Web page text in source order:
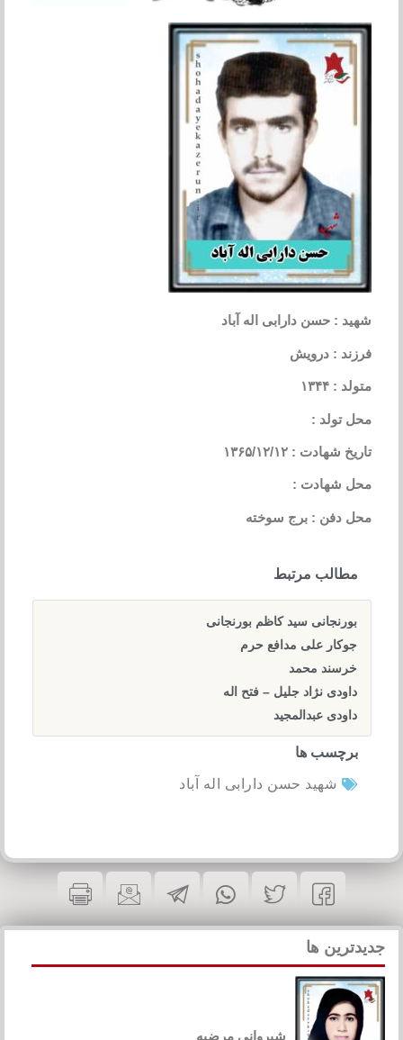
شهید : حسن دارابی اله آباد
فرزند : درویش
متولد : ۱۳۴۴
محل تولد :
تاریخ شهادت : ۱۳۶۵/۱۲/۱۲
محل شهادت :
محل دفن : برج سوخته
مطالب مرتبط
بورنجانی سید کاظم بورنجانی
جوکار علی مدافع حرم
خرسند محمد
داودی نژاد جلیل – فتح اله
داودی عبدالمجید
برچسب ها
شهید حسن دارابی اله آباد
جدیدترین ها
شیروانی مرضیه